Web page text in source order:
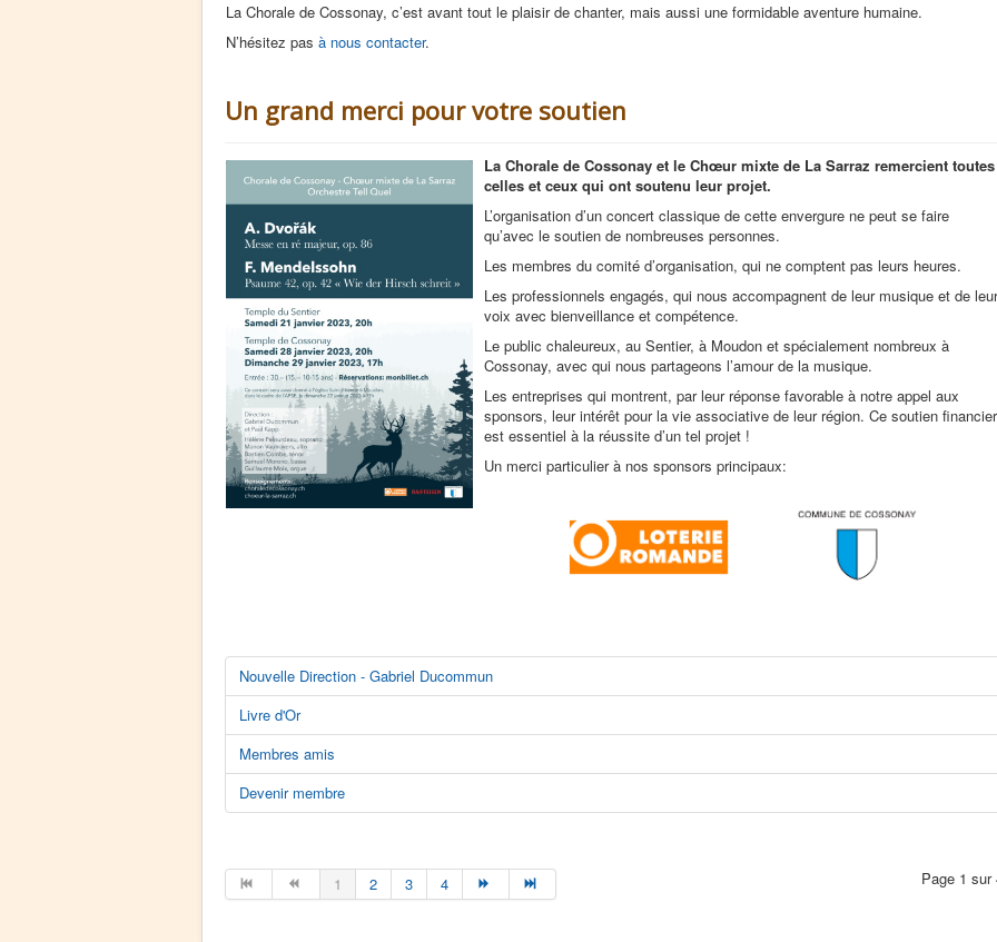
La Chorale de Cossonay, c’est avant tout le plaisir de chanter, mais aussi une formidable aventure humaine.
N’hésitez pas à nous contacter.
Un grand merci pour votre soutien
La Chorale de Cossonay et le Chœur mixte de La Sarraz remercient toutes
celles et ceux qui ont soutenu leur projet.
L’organisation d’un concert classique de cette envergure ne peut se faire
qu’avec le soutien de nombreuses personnes.
Les membres du comité d’organisation, qui ne comptent pas leurs heures.
Les professionnels engagés, qui nous accompagnent de leur musique et de leur
voix avec bienveillance et compétence.
Le public chaleureux, au Sentier, à Moudon et spécialement nombreux à
Cossonay, avec qui nous partageons l’amour de la musique.
Les entreprises qui montrent, par leur réponse favorable à notre appel aux
sponsors, leur intérêt pour la vie associative de leur région. Ce soutien financier
est essentiel à la réussite d’un tel projet !
Un merci particulier à nos sponsors principaux:
Nouvelle Direction - Gabriel Ducommun
Livre d'Or
Membres amis
Devenir membre
Page 1 sur
1 2 3 4